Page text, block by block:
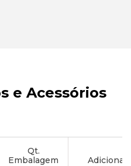
e Acessórios
Qt.
Embalagem
Adicionar